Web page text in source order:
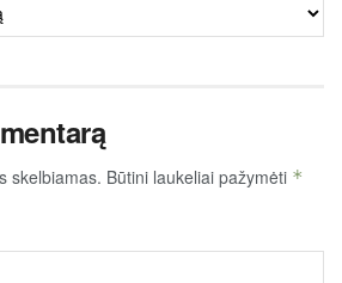
skelbiamas. Būtini laukeliai pažymėti *